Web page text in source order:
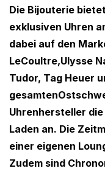
Die Bijouterie
exklusiven Uhren
dabei auf den
LeCoultre,Ulysse
Tudor, Tag Heuer
Uhrenhersteller
Laden an. Die
einer eigenen
Zudem sind